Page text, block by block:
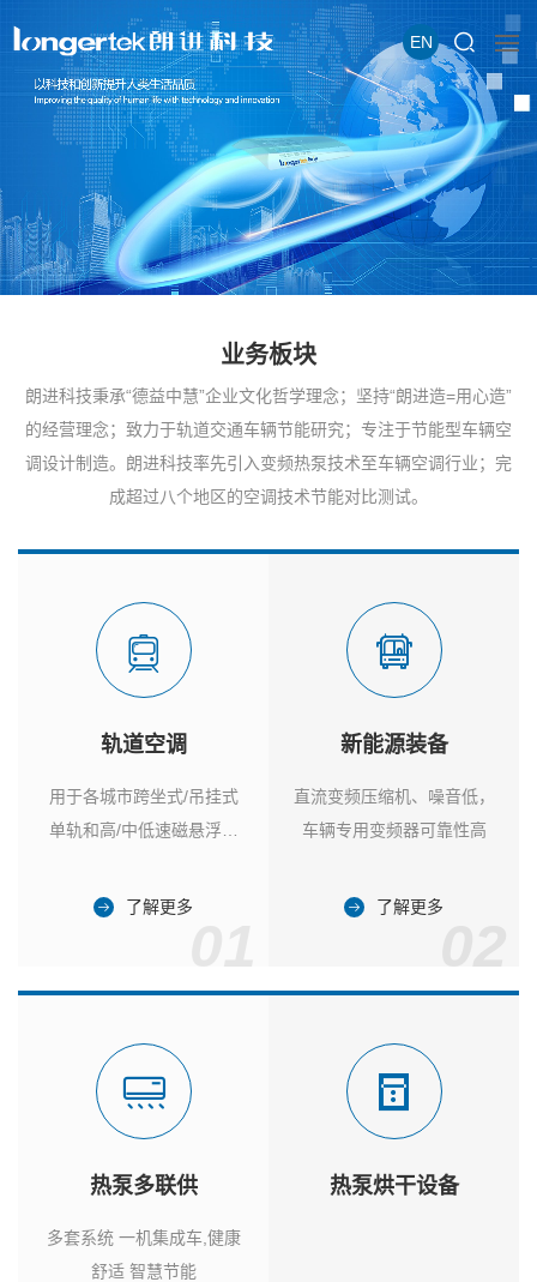
EN
业务板块
朗进科技秉承“德益中慧”企业文化哲学理念；坚持“朗进造=用心造”
的经营理念；致力于轨道交通车辆节能研究；专注于节能型车辆空
调设计制造。朗进科技率先引入变频热泵技术至车辆空调行业；完
成超过八个地区的空调技术节能对比测试。
轨道空调
用于各城市跨坐式/吊挂式
单轨和高/中低速磁悬浮列
了解更多
新能源装备
直流变频压缩机、噪音低，
车辆专用变频器可靠性高
了解更多
热泵多联供
多套系统 一机集成车,健康
舒适 智慧节能
热泵烘干设备